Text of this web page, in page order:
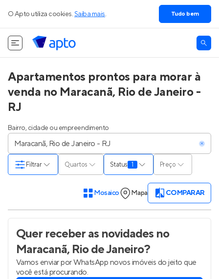
O Apto utiliza cookies. Saiba mais. Tudo bem
Apartamentos prontos para morar à
venda no Maracanã, Rio de Janeiro -
RJ
Bairro, cidade ou empreendimento
Quartos Status 1 Preço
Filtrar
Mosaico Mapa COMPARAR
Quer receber as novidades no
Maracanã, Rio de Janeiro?
Vamos enviar por WhatsApp novos imóveis do jeito que
você está procurando.